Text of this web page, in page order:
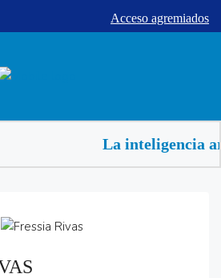
Acceso agremiados
La inteligencia